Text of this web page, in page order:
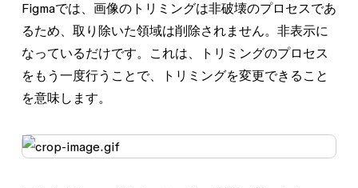
Figmaでは、画像のトリミングは非破壊のプロセスであ
るため、取り除いた領域は削除されません。非表示に
なっているだけです。これは、トリミングのプロセス
をもう一度行うことで、トリミングを変更できること
を意味します。